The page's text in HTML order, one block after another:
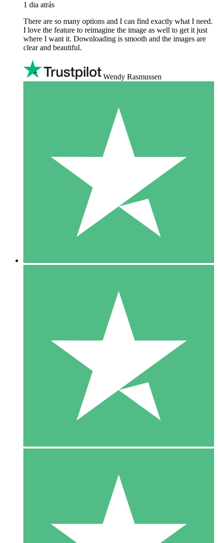
1 dia atrás
There are so many options and I can find exactly what I need.
I love the feature to reimagine the image as well to get it just
where I want it. Downloading is smooth and the images are
clear and beautiful.
Wendy Rasmussen